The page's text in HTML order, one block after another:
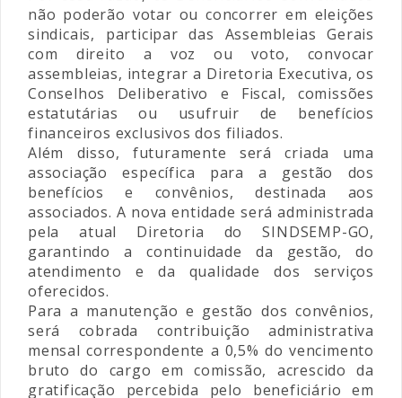
não poderão votar ou concorrer em eleições
sindicais, participar das Assembleias Gerais
com direito a voz ou voto, convocar
assembleias, integrar a Diretoria Executiva, os
Conselhos Deliberativo e Fiscal, comissões
estatutárias ou usufruir de benefícios
financeiros exclusivos dos filiados.
Além disso, futuramente será criada uma
associação específica para a gestão dos
benefícios e convênios, destinada aos
associados. A nova entidade será administrada
pela atual Diretoria do SINDSEMP-GO,
garantindo a continuidade da gestão, do
atendimento e da qualidade dos serviços
oferecidos.
Para a manutenção e gestão dos convênios,
será cobrada contribuição administrativa
mensal correspondente a 0,5% do vencimento
bruto do cargo em comissão, acrescido da
gratificação percebida pelo beneficiário em